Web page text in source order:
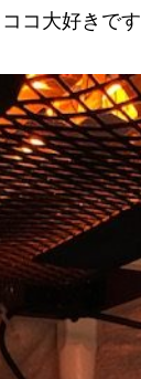
コ大好きです